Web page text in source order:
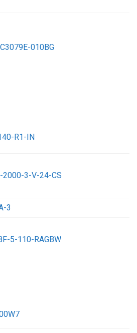
010BG
R1-IN
2000-3-V-24-CS
3
5-110-RAGBW